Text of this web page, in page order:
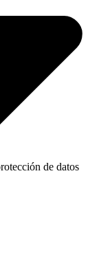
de datos